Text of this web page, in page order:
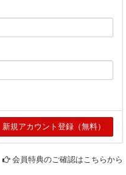
会員特典のご確認はこちらから